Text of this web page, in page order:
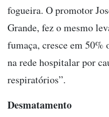
fogueira. O promotor
Grande, fez o mesmo
fumaça, cresce em 50%
na rede hospitalar por
respiratórios”.
Desmatamento